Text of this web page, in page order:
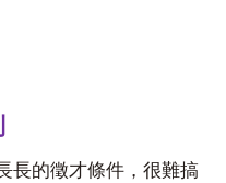
長的徵才條件，很難搞